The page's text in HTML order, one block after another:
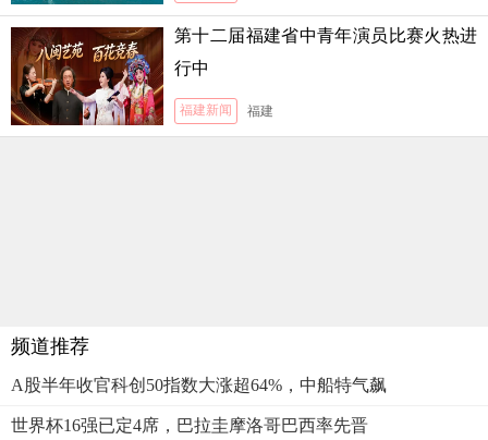
第十二届福建省中青年演员比赛火热进
行中
福建新闻 福建
频道推荐
A股半年收官科创50指数大涨超64%，中船特气飙
世界杯16强已定4席，巴拉圭摩洛哥巴西率先晋